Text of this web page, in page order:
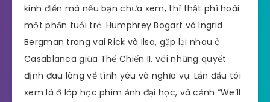
kinh điển mà nếu bạn chưa xem, thì thật phí hoài
một phần tuổi trẻ. Humphrey Bogart và Ingrid
Bergman trong vai Rick và Ilsa, gặp lại nhau ở
Casablanca giữa Thế Chiến II, với những quyết
định đau lòng về tình yêu và nghĩa vụ. Lần đầu tôi
xem là ở lớp học phim ảnh đại học, và cảnh “We’ll